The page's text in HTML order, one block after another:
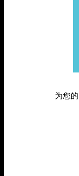
为您